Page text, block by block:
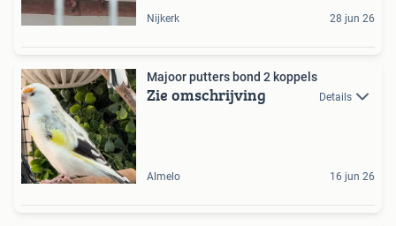
Nijkerk 28 jun 26
Majoor putters bond 2 koppels
Zie omschrijving Details
Almelo 16 jun 26